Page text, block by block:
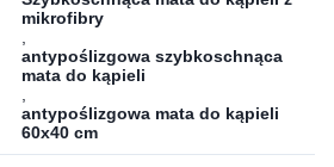
mikrofibry
antypoślizgowa szybkoschnąca
mata do kąpieli
antypoślizgowa mata do kąpieli
60x40 cm